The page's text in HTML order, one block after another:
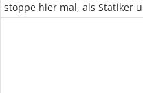
stoppe hier mal, als Statiker